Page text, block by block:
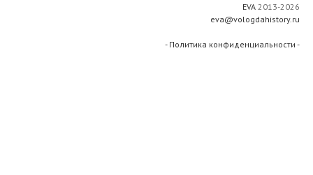
EVA 2013-2026
eva@vologdahistory.ru
- Политика конфиденциальности -